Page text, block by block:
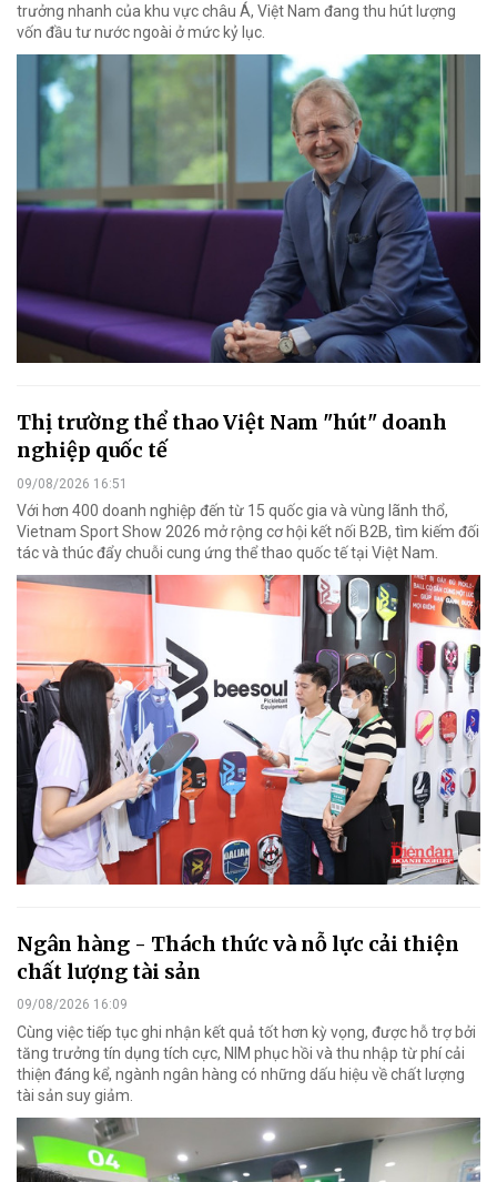
trưởng nhanh của khu vực châu Á, Việt Nam đang thu hút lượng
vốn đầu tư nước ngoài ở mức kỷ lục.
Thị trường thể thao Việt Nam "hút" doanh
nghiệp quốc tế
09/08/2026 16:51
Với hơn 400 doanh nghiệp đến từ 15 quốc gia và vùng lãnh thổ,
Vietnam Sport Show 2026 mở rộng cơ hội kết nối B2B, tìm kiếm đối
tác và thúc đẩy chuỗi cung ứng thể thao quốc tế tại Việt Nam.
Ngân hàng - Thách thức và nỗ lực cải thiện
chất lượng tài sản
09/08/2026 16:09
Cùng việc tiếp tục ghi nhận kết quả tốt hơn kỳ vọng, được hỗ trợ bởi
tăng trưởng tín dụng tích cực, NIM phục hồi và thu nhập từ phí cải
thiện đáng kể, ngành ngân hàng có những dấu hiệu về chất lượng
tài sản suy giảm.